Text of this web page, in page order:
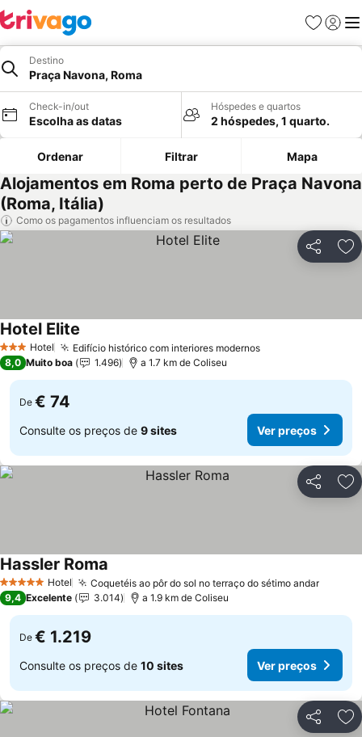
Favoritos
Iniciar
Destino
Praça Navona, Roma
Check-in/out
Escolha as datas
Hóspedes e quartos
2 hóspedes, 1 quarto.
Ordenar Filtrar Mapa
Alojamentos em Roma perto de Praça Navona
(Roma, Itália)
Como os pagamentos influenciam os resultados
Partilhar
3 EstrelasHotel Edifício histórico com interiores modernos
Hotel Elite
8,0 Muito boa 1.496 a 1.7 km de Coliseu
De € 74
Consulte os preços de 9 sites Ver preços
Partilhar
5 Estrelas Hotel Coquetéis ao pôr do sol no terraço do sétimo andar
Hassler Roma
9,4 Excelente 3.014 a 1.9 km de Coliseu
De € 1.219
Consulte os preços de 10 sites Ver preços
Partilhar